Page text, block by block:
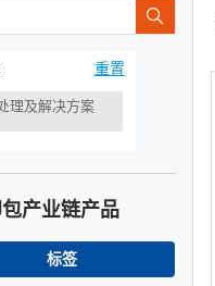
重置
理及解决方案
产业链产品
标签